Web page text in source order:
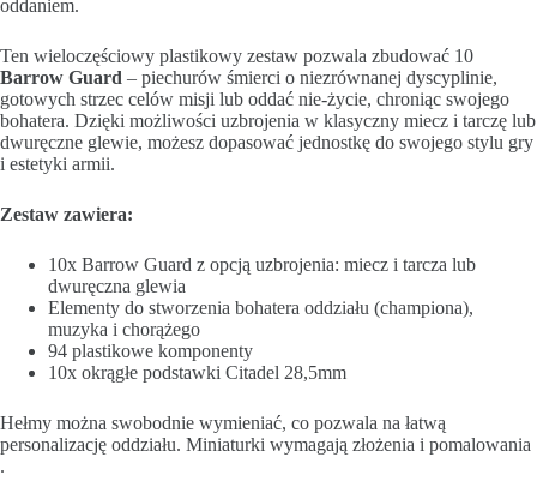
oddaniem.
Ten wieloczęściowy plastikowy zestaw pozwala zbudować 10
Barrow Guard – piechurów śmierci o niezrównanej dyscyplinie,
gotowych strzec celów misji lub oddać nie-życie, chroniąc swojego
bohatera. Dzięki możliwości uzbrojenia w klasyczny miecz i tarczę lub
dwuręczne glewie, możesz dopasować jednostkę do swojego stylu gry
i estetyki armii.
Zestaw zawiera:
10x Barrow Guard z opcją uzbrojenia: miecz i tarcza lub
dwuręczna glewia
Elementy do stworzenia bohatera oddziału (championa),
muzyka i chorążego
94 plastikowe komponenty
10x okrągłe podstawki Citadel 28,5mm
Hełmy można swobodnie wymieniać, co pozwala na łatwą
personalizację oddziału. Miniaturki wymagają złożenia i pomalowania
.